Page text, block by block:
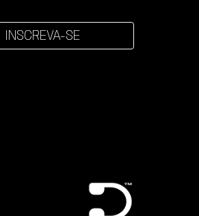
INSCREVA-SE